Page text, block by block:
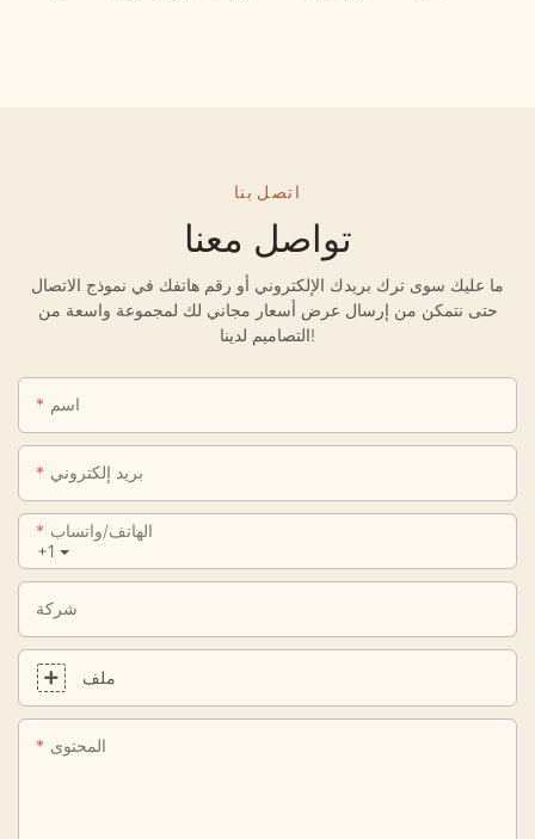
اتصل بنا
تواصل معنا
ما عليك سوى ترك بريدك الإلكتروني أو رقم هاتفك في نموذج الاتصال
حتى نتمكن من إرسال عرض أسعار مجاني لك لمجموعة واسعة من
التصاميم لدينا!
اسم
بريد إلكتروني
+1
الهاتف/واتساب
شركة
ملف
المحتوى